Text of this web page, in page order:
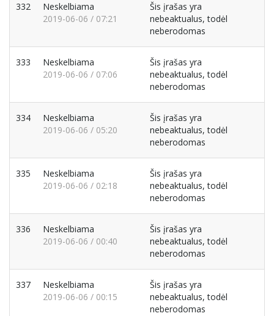
332
Neskelbiama
2019-06-06 / 07:21
Šis įrašas yra
nebeaktualus, todėl
neberodomas
333
Neskelbiama
2019-06-06 / 07:06
Šis įrašas yra
nebeaktualus, todėl
neberodomas
334
Neskelbiama
2019-06-06 / 05:20
Šis įrašas yra
nebeaktualus, todėl
neberodomas
335
Neskelbiama
2019-06-06 / 02:18
Šis įrašas yra
nebeaktualus, todėl
neberodomas
336
Neskelbiama
2019-06-06 / 00:40
Šis įrašas yra
nebeaktualus, todėl
neberodomas
337
Neskelbiama
2019-06-06 / 00:15
Šis įrašas yra
nebeaktualus, todėl
neberodomas